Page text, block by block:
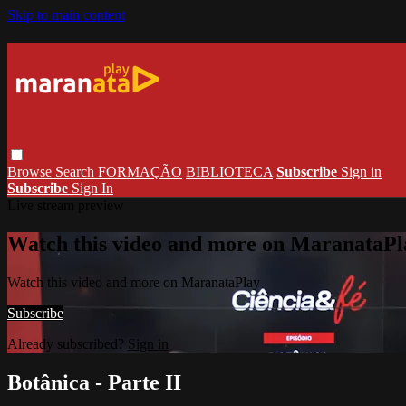
Skip to main content
Browse Search FORMAÇÃO BIBLIOTECA Subscribe Sign in
Subscribe Sign In
Watch this video and more on
Watch this video and more on MaranataPlay
Subscribe
Already subscribed? Sign in
Botânica - Parte II